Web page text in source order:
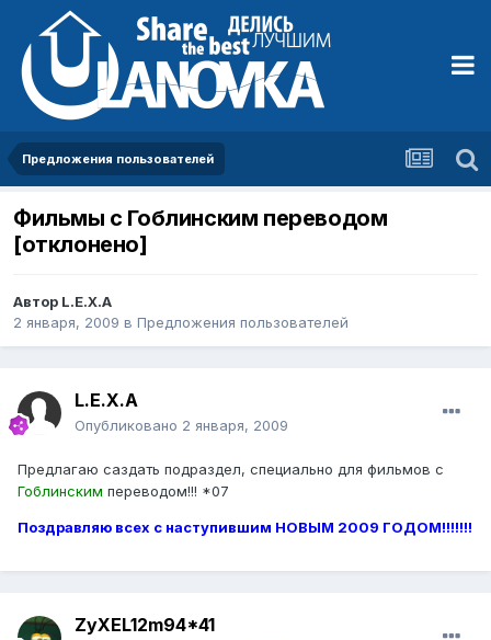
Предложения пользователей
Фильмы с Гоблинским переводом
[отклонено]
Автор L.E.X.A
2 января, 2009 в Предложения пользователей
L.E.X.A
Опубликовано 2 января, 2009
Предлагаю саздать подраздел, специально для фильмов с
Гоблинским переводом!!! *07
Поздравляю всех с наступившим НОВЫМ 2009 ГОДОМ!!!!!!!
ZyXEL12m94*41